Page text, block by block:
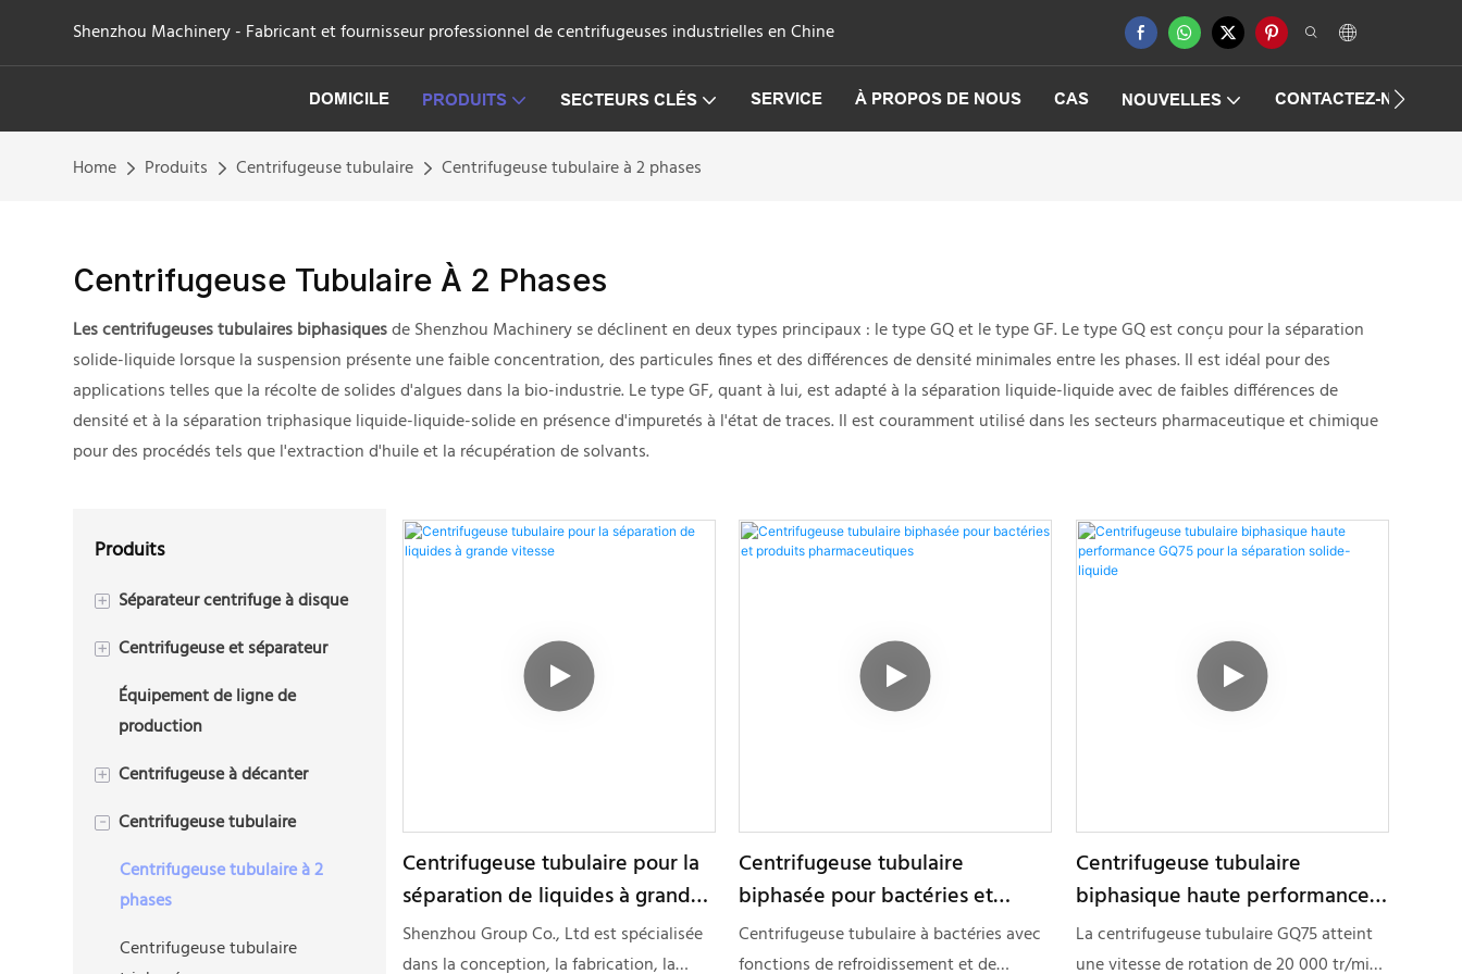
Shenzhou Machinery - Fabricant et fournisseur professionnel de centrifugeuses industrielles en Chine
DOMICILE PRODUITS SECTEURS CLÉS SERVICE À PROPOS DE NOUS CAS NOUVELLES CONTACTEZ-NOUS
Home Produits Centrifugeuse tubulaire Centrifugeuse tubulaire à 2 phases
Centrifugeuse Tubulaire À 2 Phases
Les centrifugeuses tubulaires biphasiquesde Shenzhou Machinery se déclinent en deux types principaux : le type GQ et le type GF. Le type GQ est conçu pour la séparation
solide-liquide lorsque la suspension présente une faible concentration, des particules fines et des différences de densité minimales entre les phases. Il est idéal pour des
applications telles que la récolte de solides d'algues dans la bio-industrie. Le type GF, quant à lui, est adapté à la séparation liquide-liquide avec de faibles différences de
densité et à la séparation triphasique liquide-liquide-solide en présence d'impuretés à l'état de traces. Il est couramment utilisé dans les secteurs pharmaceutique et chimique
pour des procédés tels que l'extraction d'huile et la récupération de solvants.
Produits
+ Séparateur centrifuge à disque
Centrifugeuse à disque
biphasée
Centrifugeuse à disque
+ Centrifugeuse et séparateur
Centrifugeuse à plaques
Équipement de ligne de
production
+ Centrifugeuse à décanter
Centrifugeuse à décanteur
Centrifugeuse décanteuse à 2
- Centrifugeuse tubulaire
Centrifugeuse tubulaire à 2
phases
Centrifugeuse tubulaire
Centrifugeuse tubulaire pour la
séparation de liquides à grande
vitesse
Shenzhou Group Co., Ltd est spécialisée
dans la conception, la fabrication, la
Centrifugeuse tubulaire
biphasée pour bactéries et
produits pharmaceutiques
Centrifugeuse tubulaire à bactéries avec
fonctions de refroidissement et de
Centrifugeuse tubulaire
biphasique haute performance
GQ75 pour la séparation solide-
liquide
La centrifugeuse tubulaire GQ75 atteint
une vitesse de rotation de 20 000 tr/min,